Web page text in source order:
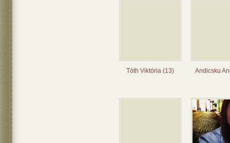
Tóth Viktória (13) Andicsku